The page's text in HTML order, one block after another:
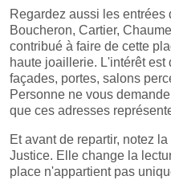
Regardez aussi les entrées
Boucheron, Cartier,
contribué à faire de cette
haute joaillerie. L'intérêt
façades, portes, salons
Personne ne vous
que ces adresses
Et avant de repartir, notez
Justice. Elle change la
place n'appartient pas